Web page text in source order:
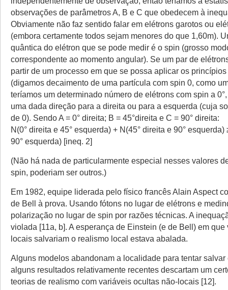
observações de parâmetros A, B e C que obedecem à
Obviamente não faz sentido falar em elétrons garotos ou
(embora certamente todos sejam menores do que 1,60m).
quântica do elétron que se pode medir é o spin (grosso
correspondente ao momento angular). Se um par de
partir de um processo em que se possa aplicar os
(digamos decaimento de uma partícula com spin 0, como
teríamos um determinado número de elétrons com spin a 0°,
uma dada direção para a direita ou para a esquerda (cuja
de 0). Sendo A = 0° direita; B = 45°direita e C = 90° direita:
N(0° direita e 45° esquerda) + N(45° direita e 90° esquerda)
90° esquerda) [ineq. 2]
(Não há nada de particularmente especial nesses valores
spin, poderiam ser outros.)
Em 1982, equipe liderada pelo físico francês Alain Aspect
de Bell à prova. Usando fótons no lugar de elétrons e
polarização no lugar de spin por razões técnicas. A
violada [11a, b]. A esperança de Einstein (e de Bell) em
locais salvariam o realismo local estava abalada.
Alguns modelos abandonam a localidade para tentar salvar
alguns resultados relativamente recentes descartam um
teorias de realismo com variáveis ocultas não-locais [12].